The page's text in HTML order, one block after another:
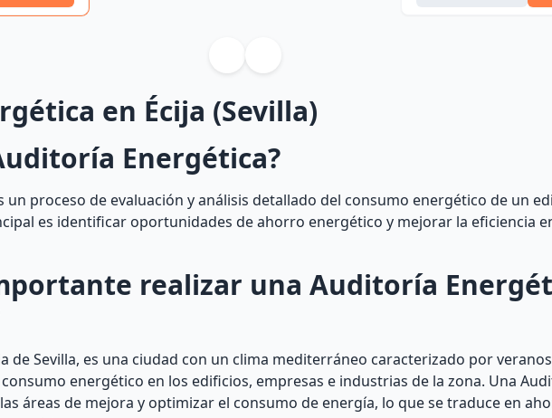
en Écija (Sevilla)
Energética?
un proceso de evaluación y análisis detallado del consumo energético de un
es identificar oportunidades de ahorro energético y mejorar la eficiencia
realizar una Auditoría
de Sevilla, es una ciudad con un clima mediterráneo caracterizado por
energético en los edificios, empresas e industrias de la zona. Una
áreas de mejora y optimizar el consumo de energía, lo que se traduce en